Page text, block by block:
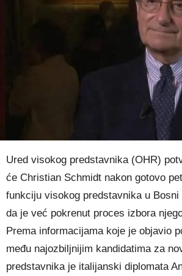
Ured visokog predstavnika (OHR)
će Christian Schmidt nakon gotovo
funkciju visokog predstavnika u
da je već pokrenut proces izbora
Prema informacijama koje je objavio
među najozbiljnijim kandidatima za
predstavnika je italijanski diplomata